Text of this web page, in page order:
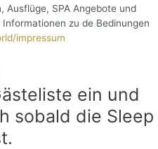
Ausflüge, SPA Angebote und
zu de Bedinungen
impressum
ein und
sobald die Sleep